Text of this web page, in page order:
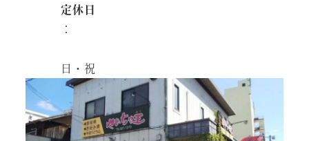
定休日
：
日・祝